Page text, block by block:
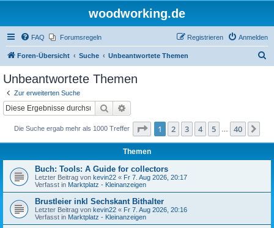
woodworking.de
FAQ Forumsregeln Anmelden
Registrieren
Foren-Übersicht Suche Unbeantwortete Themen
Unbeantwortete Themen
Zur erweiterten Suche
Suche
Die Suche ergab mehr als 1000 Treffer Seite 1von 40
1 2 3 4 5 40
Themen
Buch: Tools: A Guide for collectors
Letzter Beitrag von kevin22 « Fr 7. Aug 2026, 20:17
Verfasst in Marktplatz - Kleinanzeigen
Brustleier inkl Sechskant Bithalter
Letzter Beitrag von kevin22 « Fr 7. Aug 2026, 20:16
Verfasst in Marktplatz - Kleinanzeigen